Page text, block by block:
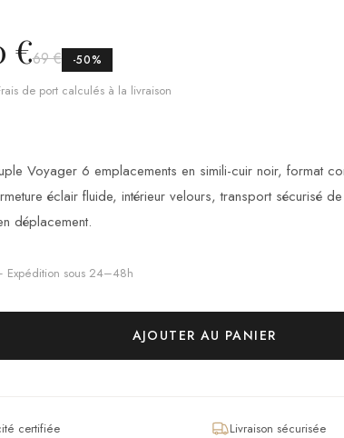
€69 € -50%
de port calculés à la livraison
Voyager 6 emplacements en simili-cuir noir, format
éclair fluide, intérieur velours, transport sécurisé
déplacement.
Expédition sous 24–48h
AJOUTER AU PANIER
certifiée
Livraison sécurisée